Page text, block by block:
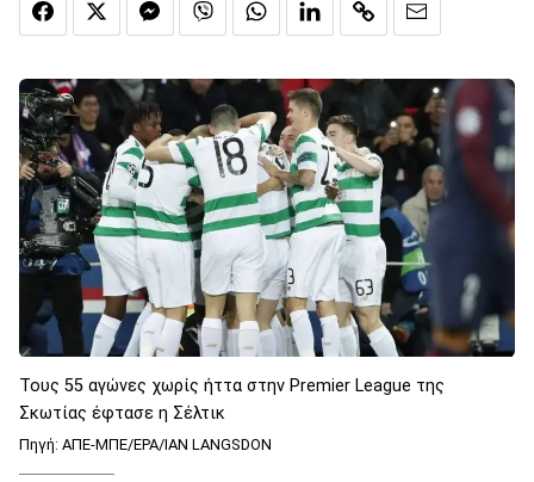
Τους 55 αγώνες χωρίς ήττα στην Premier League της
Σκωτίας έφτασε η Σέλτικ
Πηγή: ΑΠΕ-ΜΠΕ/EPA/IAN LANGSDON